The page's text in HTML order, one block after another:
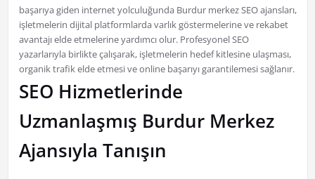
başarıya giden internet yolculuğunda Burdur merkez SEO ajansları,
işletmelerin dijital platformlarda varlık göstermelerine ve rekabet
avantajı elde etmelerine yardımcı olur. Profesyonel SEO
yazarlarıyla birlikte çalışarak, işletmelerin hedef kitlesine ulaşması,
organik trafik elde etmesi ve online başarıyı garantilemesi sağlanır.
SEO Hizmetlerinde
Uzmanlaşmış Burdur Merkez
Ajansıyla Tanışın